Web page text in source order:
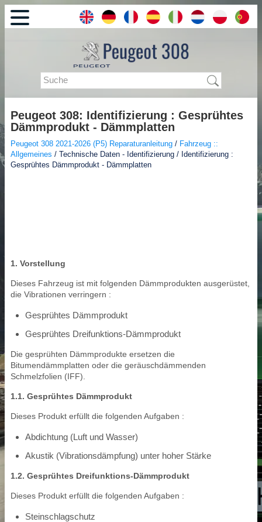
Peugeot 308: Identifizierung : Gesprühtes
Dämmprodukt - Dämmplatten
Peugeot 308 2021-2026 (P5) Reparaturanleitung / Fahrzeug ::
Allgemeines / Technische Daten - Identifizierung / Identifizierung :
Gesprühtes Dämmprodukt - Dämmplatten
1. Vorstellung
Dieses Fahrzeug ist mit folgenden Dämmprodukten ausgerüstet,
die Vibrationen verringern :
Gesprühtes Dämmprodukt
Gesprühtes Dreifunktions-Dämmprodukt
Die gesprühten Dämmprodukte ersetzen die
Bitumendämmplatten oder die geräuschdämmenden
Schmelzfolien (IFF).
1.1. Gesprühtes Dämmprodukt
Dieses Produkt erfüllt die folgenden Aufgaben :
Abdichtung (Luft und Wasser)
Akustik (Vibrationsdämpfung) unter hoher Stärke
1.2. Gesprühtes Dreifunktions-Dämmprodukt
Dieses Produkt erfüllt die folgenden Aufgaben :
Steinschlagschutz